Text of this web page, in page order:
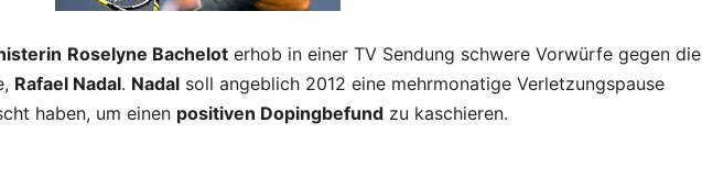
Roselyne Bachelot erhob in einer TV Sendung schwere Vorwürfe gegen die
Rafael Nadal. Nadal soll angeblich 2012 eine mehrmonatige Verletzungspause
haben, um einen positiven Dopingbefund zu kaschieren.